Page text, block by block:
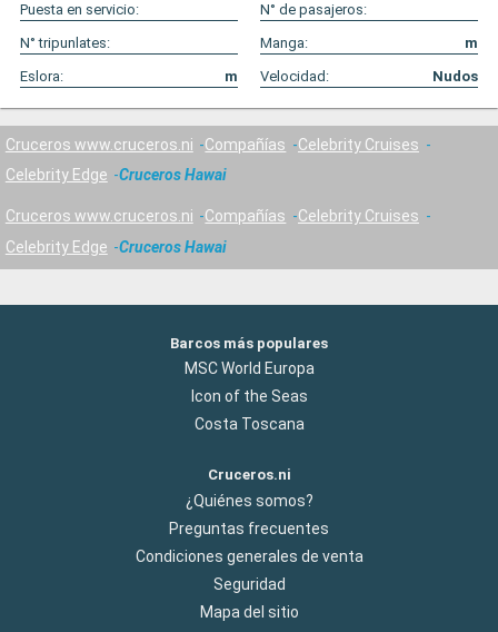
Puesta en servicio:
N° de pasajeros:
N° tripunlates:
Manga:
m
Eslora:
m Velocidad: Nudos
Cruceros www.cruceros.ni Compañías
Celebrity Cruises
Celebrity Edge
Cruceros Hawai
Cruceros www.cruceros.ni Compañías
Celebrity Cruises
Celebrity Edge
Cruceros Hawai
Barcos más populares
MSC World Europa
Icon of the Seas
Costa Toscana
Cruceros.ni
¿Quiénes somos?
Preguntas frecuentes
Condiciones generales de venta
Seguridad
Mapa del sitio